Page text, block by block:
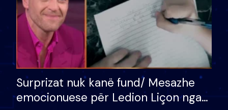
Surprizat nuk kanë fund/ Mesazhe
emocionuese për Ledion Liçon nga